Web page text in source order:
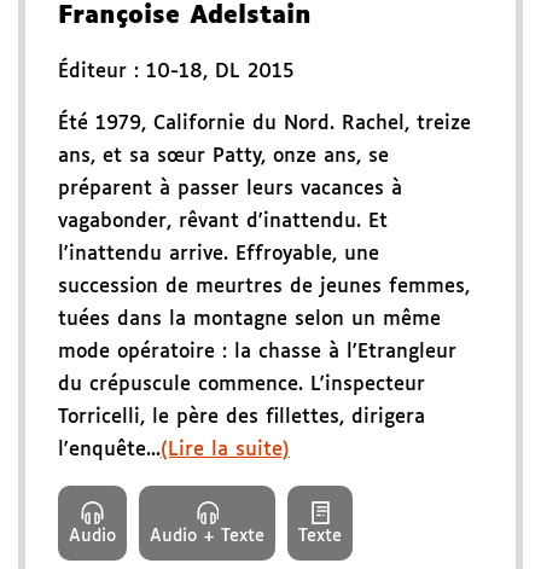
Françoise Adelstain
Éditeur : 10-18, DL 2015
Été 1979, Californie du Nord. Rachel, treize
ans, et sa sœur Patty, onze ans, se
préparent à passer leurs vacances à
vagabonder, rêvant d'inattendu. Et
l'inattendu arrive. Effroyable, une
succession de meurtres de jeunes femmes,
tuées dans la montagne selon un même
mode opératoire : la chasse à l'Etrangleur
du crépuscule commence. L'inspecteur
Torricelli, le père des fillettes, dirigera
l'enquête...(Lire la suite)
Audio Audio + Texte Texte